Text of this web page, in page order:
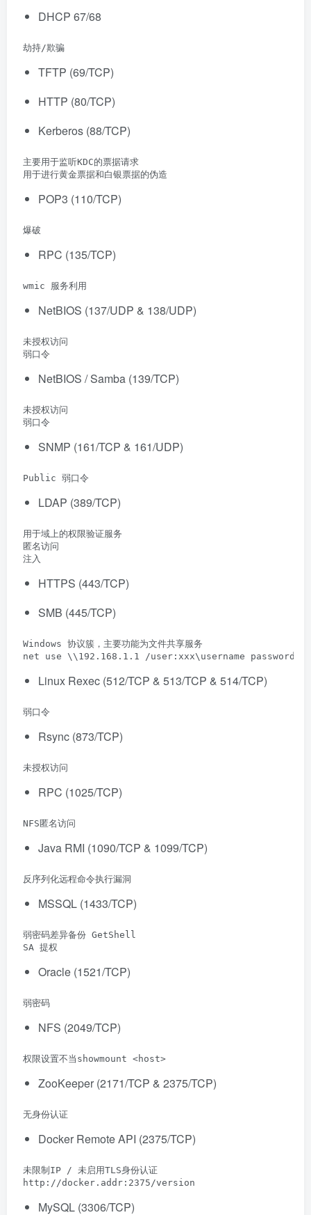
DHCP 67/68
劫持/欺骗
TFTP (69/TCP)
HTTP (80/TCP)
Kerberos (88/TCP)
主要用于监听KDC的票据请求
用于进行黄金票据和白银票据的伪造
POP3 (110/TCP)
爆破
RPC (135/TCP)
wmic 服务利用
NetBIOS (137/UDP & 138/UDP)
未授权访问
弱口令
NetBIOS / Samba (139/TCP)
未授权访问
弱口令
SNMP (161/TCP & 161/UDP)
Public 弱口令
LDAP (389/TCP)
用于域上的权限验证服务
匿名访问
注入
HTTPS (443/TCP)
SMB (445/TCP)
Windows 协议簇，主要功能为文件共享服务
net use \\192.168.1.1 /user:xxx\username password
Linux Rexec (512/TCP & 513/TCP & 514/TCP)
弱口令
Rsync (873/TCP)
未授权访问
RPC (1025/TCP)
NFS匿名访问
Java RMI (1090/TCP & 1099/TCP)
反序列化远程命令执行漏洞
MSSQL (1433/TCP)
弱密码差异备份 GetShell
SA 提权
Oracle (1521/TCP)
弱密码
NFS (2049/TCP)
权限设置不当showmount <host>
ZooKeeper (2171/TCP & 2375/TCP)
无身份认证
Docker Remote API (2375/TCP)
未限制IP / 未启用TLS身份认证
http://docker.addr:2375/version
MySQL (3306/TCP)